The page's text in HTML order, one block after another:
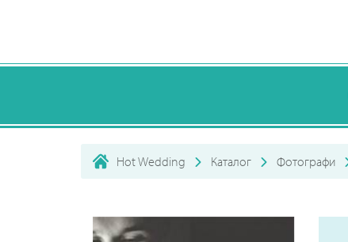
Hot Wedding Каталог Фотографи